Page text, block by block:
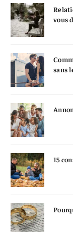
vous
sans
15